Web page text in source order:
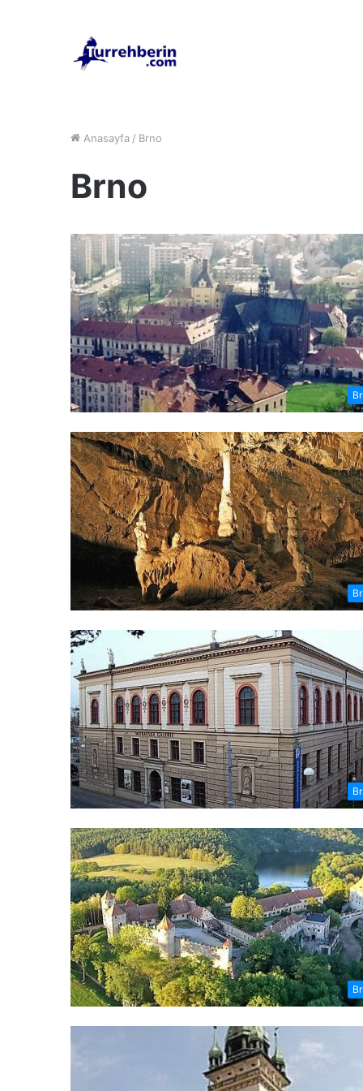
Anasayfa / Brno
Brno